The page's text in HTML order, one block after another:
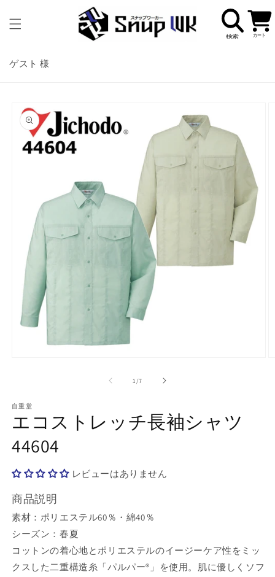
進む
ー
ト
ゲスト 様
報にス
キップ
で
メ
デ
ィ
ア
を
く
1/の
7
自重堂
エコストレッチ長袖シャツ
44604
レビューはありません
商品説明
素材：ポリエステル60％・綿40％
シーズン：春夏
コットンの着心地とポリエステルのイージーケア性をミッ
クスした二重構造糸「パルパー®」を使用。肌に優しくソフ